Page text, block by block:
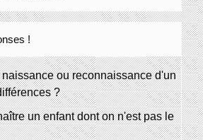
!
ou reconnaissance d'un
?
un enfant dont on n'est pas le